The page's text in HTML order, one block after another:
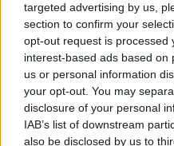
targeted advertising by us,
section to confirm your
opt-out request is processed
interest-based ads based on
us or personal information
your opt-out. You may
disclosure of your personal
IAB’s list of downstream
also be disclosed by us to
δημόσια το 2012 ως
θεσμική απόφαση
στιγματισμού – που
ζωές. Τον/την Ζακ/
και πολλά ακόμη
να μην μάθουμε.